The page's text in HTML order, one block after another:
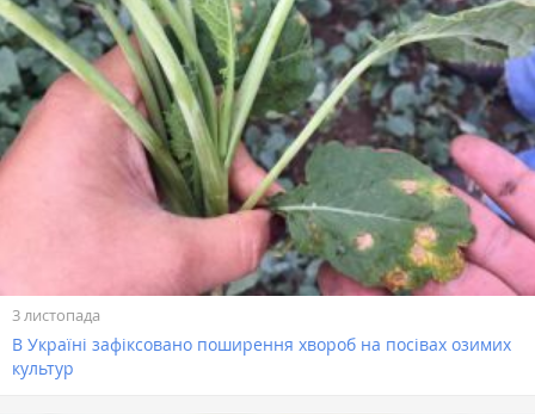
3 листопада
В Україні зафіксовано поширення хвороб на посівах озимих
культур